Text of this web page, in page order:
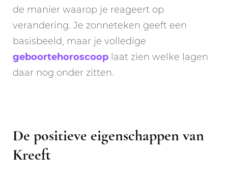
de manier waarop je reageert op
verandering. Je zonneteken geeft een
basisbeeld, maar je volledige
geboortehoroscoop laat zien welke lagen
daar nog onder zitten.
De positieve eigenschappen van
Kreeft